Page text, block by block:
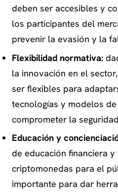
deben ser accesibles y
los participantes del
prevenir la evasión y la
Flexibilidad normativa:
la innovación en el
ser flexibles para
tecnologías y modelos
comprometer la
Educación y
de educación financiera
criptomonedas para el
importante para dar